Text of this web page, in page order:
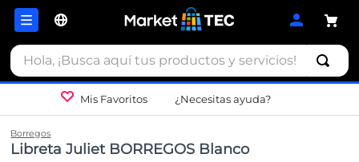
Hola, ¡Busca aquí tus productos y servicios!
Mis Favoritos ¿Necesitas ayuda?
Borregos
Libreta Juliet BORREGOS Blanco